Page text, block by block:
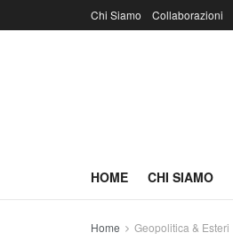
Chi Siamo Collaborazioni
HOME CHI SIAMO
Home Geopolitica & Esteri